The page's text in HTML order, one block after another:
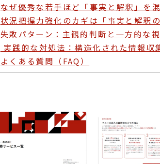
なぜ優秀な若手ほど「事実と解釈」を
状況把握力強化のカギは「事実と解釈
失敗パターン：主観的判断と一方的な
実践的な対処法：構造化された情報収
よくある質問（FAQ）